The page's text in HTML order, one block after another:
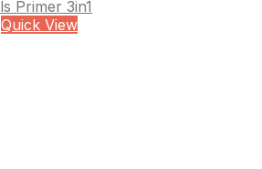
Quick View